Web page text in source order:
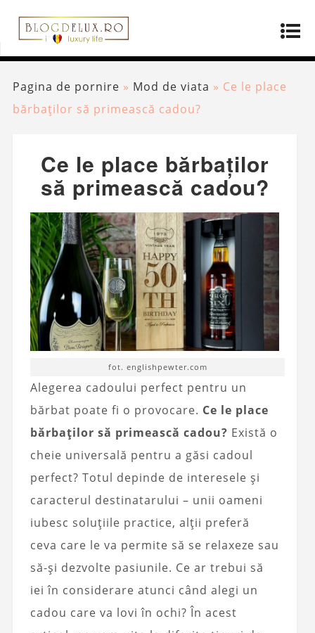
Pagina de pornire » Mod de viata » Ce le place
bărbaților să primească cadou?
Ce le place bărbaților
să primească cadou?
fot. englishpewter.com
Alegerea cadoului perfect pentru un
bărbat poate fi o provocare. Ce le place
bărbaților să primească cadou? Există o
cheie universală pentru a găsi cadoul
perfect? Totul depinde de interesele și
caracterul destinatarului – unii oameni
iubesc soluțiile practice, alții preferă
ceva care le va permite să se relaxeze sau
să-și dezvolte pasiunile. Ce ar trebui să
iei în considerare atunci când alegi un
cadou care va lovi în ochi? În acest